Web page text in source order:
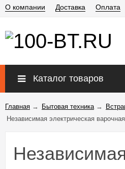
О компании Доставка Оплата
Каталог товаров
Главная → Бытовая техника→
Независимая электрическая